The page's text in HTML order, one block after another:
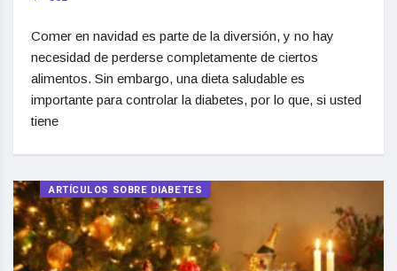
Comer en navidad es parte de la diversión, y no hay
necesidad de perderse completamente de ciertos
alimentos. Sin embargo, una dieta saludable es
importante para controlar la diabetes, por lo que, si usted
tiene
ARTÍCULOS SOBRE DIABETES